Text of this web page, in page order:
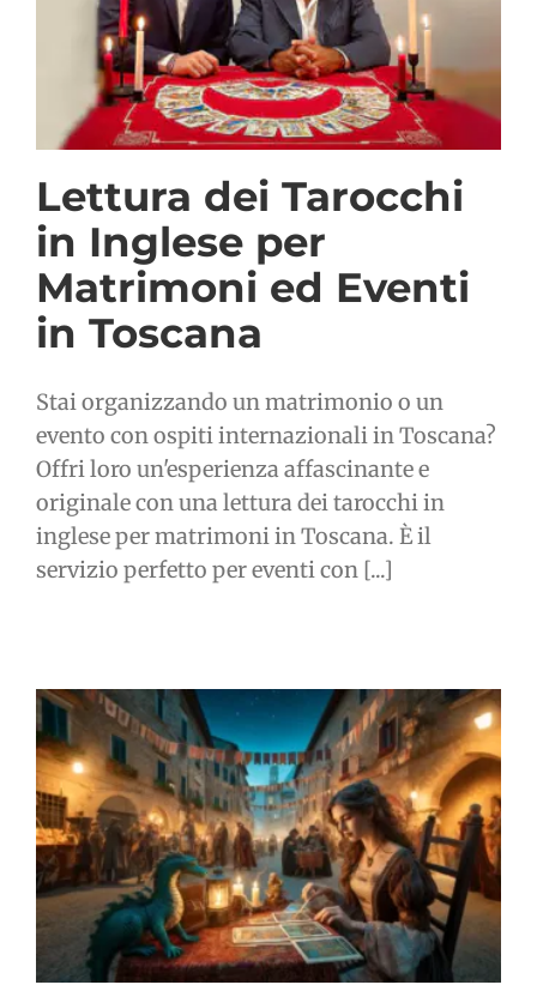
Lettura dei Tarocchi
in Inglese per
Matrimoni ed Eventi
in Toscana
Stai organizzando un matrimonio o un
evento con ospiti internazionali in Toscana?
Offri loro un'esperienza affascinante e
originale con una lettura dei tarocchi in
inglese per matrimoni in Toscana. È il
servizio perfetto per eventi con [...]